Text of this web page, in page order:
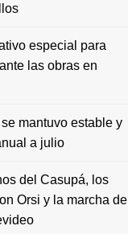
especial para
las obras en
mantuvo estable y
a julio
del Casupá, los
Orsi y la marcha del